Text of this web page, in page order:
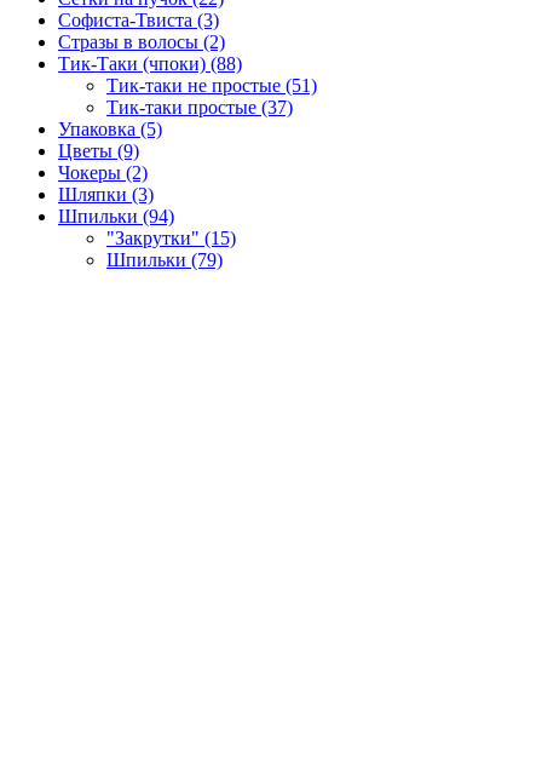
Софиста-Твиста (3)
Стразы в волосы (2)
Тик-Таки (чпоки) (88)
Тик-таки не простые (51)
Тик-таки простые (37)
Упаковка (5)
Цветы (9)
Чокеры (2)
Шляпки (3)
Шпильки (94)
"Закрутки" (15)
Шпильки (79)